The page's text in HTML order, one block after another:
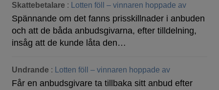
Skattebetalare : Lotten föll – vinnaren hoppade av
Spännande om det fanns prisskillnader i anbuden
och att de båda anbudsgivarna, efter tilldelning,
insåg att de kunde låta den…
Undrande : Lotten föll – vinnaren hoppade av
Får en anbudsgivare ta tillbaka sitt anbud efter